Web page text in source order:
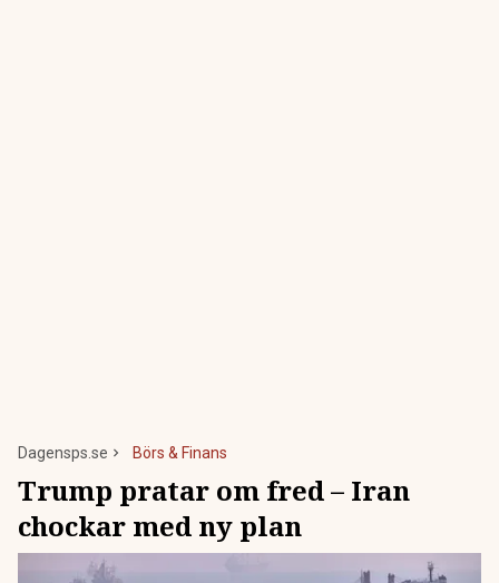
Dagensps.se Börs & Finans
Trump pratar om fred – Iran
chockar med ny plan